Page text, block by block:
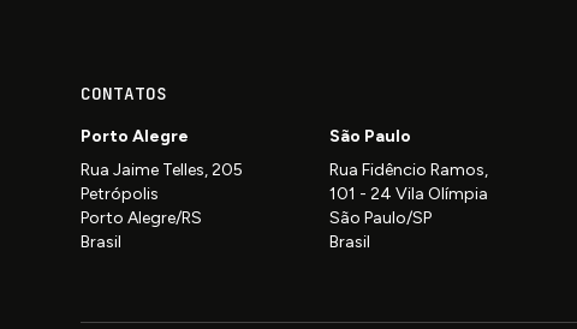
CONTATOS
Porto Alegre
Rua Jaime Telles, 205
Petrópolis
Porto Alegre/RS
Brasil
São Paulo
Rua Fidêncio Ramos,
101 - 24 Vila Olímpia
São Paulo/SP
Brasil